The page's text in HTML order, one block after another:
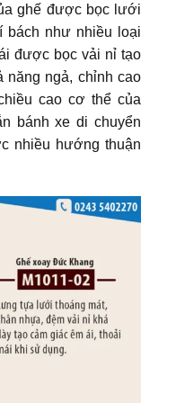
ghế được bọc lưới
bách như nhiều loại
được bọc vải nỉ tạo
năng ngả, chỉnh cao
cao cơ thể của
bánh xe di chuyển
nhiều hướng thuận